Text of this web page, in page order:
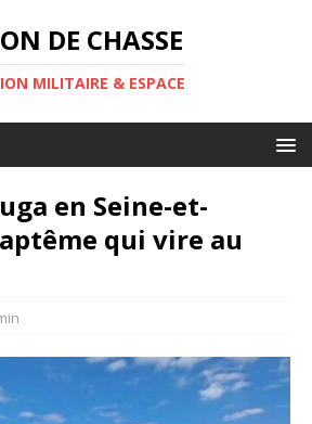
DE CHASSE
MILITAIRE & ESPACE
en Seine-et-
qui vire au